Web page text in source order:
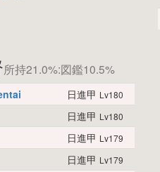
所持21.0%:図鑑10.5%
日進甲 Lv180
日進甲 Lv180
日進甲 Lv179
日進甲 Lv179